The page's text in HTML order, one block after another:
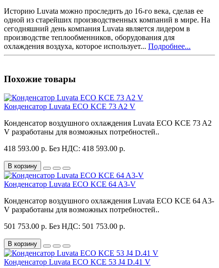
Историю Luvata можно проследить до 16-го века, сделав ее
одной из старейших производственных компаний в мире. На
сегодняшний день компания Luvata является лидером в
производстве теплообменников, оборудования для
охлаждения воздуха, которое использует... Подробнее...
Похожие товары
Конденсатор Luvata ECO KCE 73 A2 V
Конденсатор воздушного охлаждения Luvata ECO KCE 73 A2
V разработаны для возможных потребностей..
418 593.00 р. Без НДС: 418 593.00 р.
В корзину
Конденсатор Luvata ECO KCE 64 A3-V
Конденсатор воздушного охлаждения Luvata ECO KCE 64 A3-
V разработаны для возможных потребностей..
501 753.00 р. Без НДС: 501 753.00 р.
В корзину
Конденсатор Luvata ECO KCE 53 J4 D.41 V